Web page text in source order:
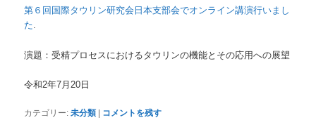
第６回国際タウリン研究会日本支部会でオンライン講演行いまし
た.
演題：受精プロセスにおけるタウリンの機能とその応用への展望
令和2年7月20日
カテゴリー: 未分類 | コメントを残す